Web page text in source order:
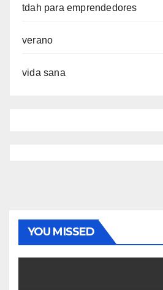
tdah para emprendedores
verano
vida sana
YOU MISSED